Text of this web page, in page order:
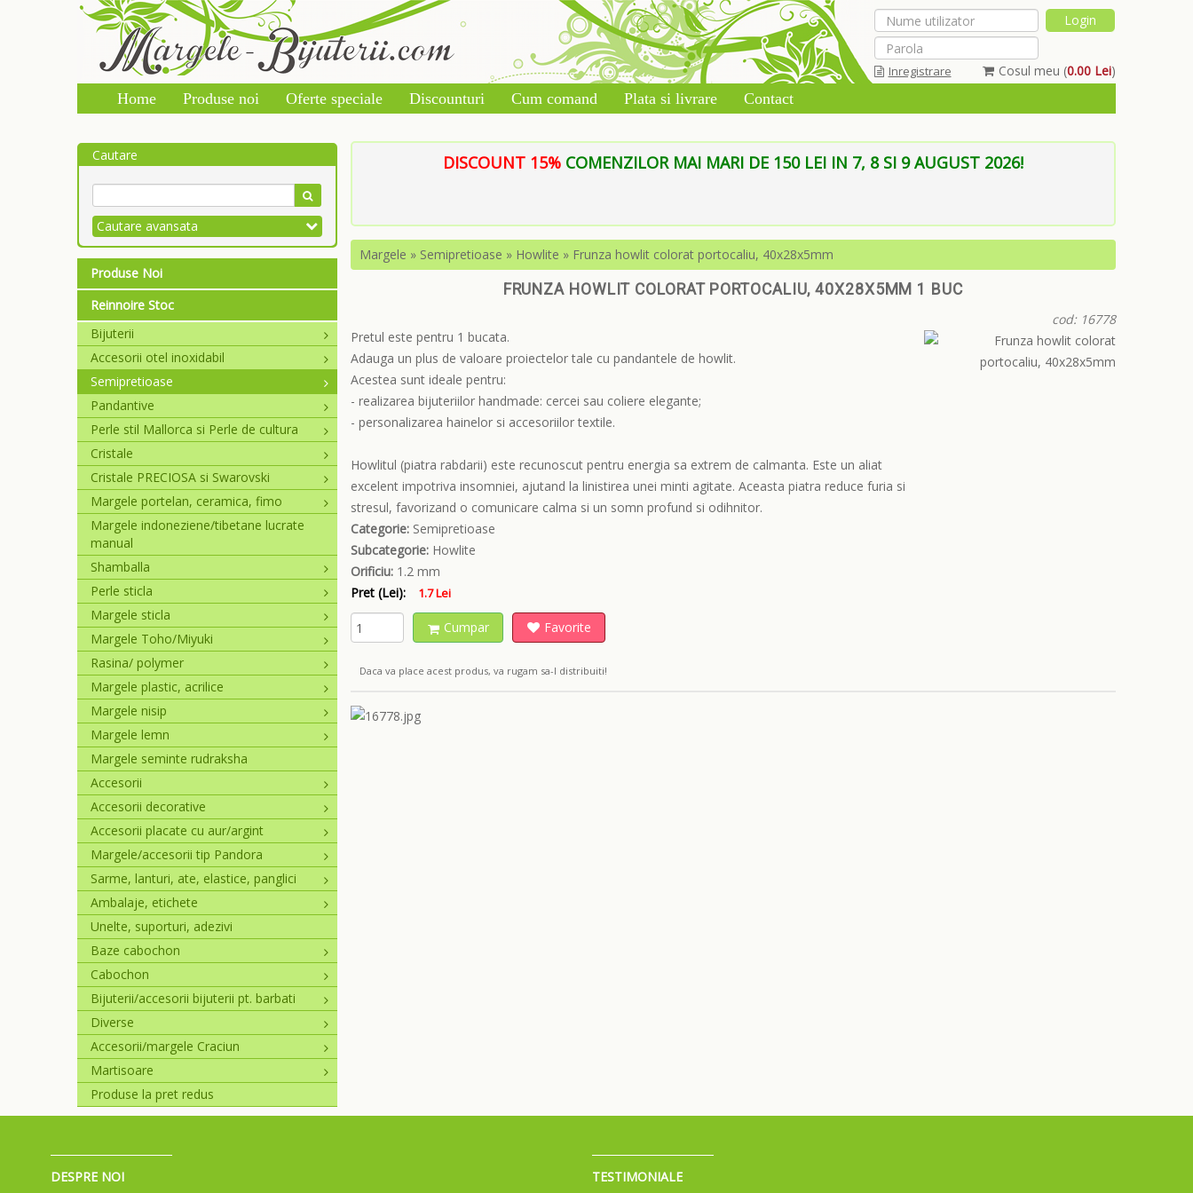
Cosul meu (0.00 Lei)
Inregistrare
Home Produse noi Oferte speciale Discounturi Cum comand Plata si livrare Contact
Cautare
Cautare avansata
Produse Noi
Reinnoire Stoc
Bijuterii
Accesorii otel inoxidabil
Semipretioase
Pandantive
Perle stil Mallorca si Perle de cultura
Cristale
Cristale PRECIOSA si Swarovski
Margele portelan, ceramica, fimo
Margele indoneziene/tibetane lucrate
manual
Shamballa
Perle sticla
Margele sticla
Margele Toho/Miyuki
Rasina/ polymer
Margele plastic, acrilice
Margele nisip
Margele lemn
Margele seminte rudraksha
Accesorii
Accesorii decorative
Accesorii placate cu aur/argint
Margele/accesorii tip Pandora
Sarme, lanturi, ate, elastice, panglici
Ambalaje, etichete
Unelte, suporturi, adezivi
Baze cabochon
Cabochon
Bijuterii/accesorii bijuterii pt. barbati
Diverse
Accesorii/margele Craciun
Martisoare
Produse la pret redus
DISCOUNT 15% COMENZILOR MAI MARI DE 150 LEI IN 7, 8 SI 9 AUGUST 2026!
Margele » Semipretioase » Howlite » Frunza howlit colorat portocaliu, 40x28x5mm
FRUNZA HOWLIT COLORAT PORTOCALIU, 40X28X5MM 1 BUC
Pretul este pentru 1 bucata.
Adauga un plus de valoare proiectelor tale cu pandantele de howlit.
Acestea sunt ideale pentru:
- realizarea bijuteriilor handmade: cercei sau coliere elegante;
- personalizarea hainelor si accesoriilor textile.
Howlitul (piatra rabdarii) este recunoscut pentru energia sa extrem de calmanta. Este un aliat
excelent impotriva insomniei, ajutand la linistirea unei minti agitate. Aceasta piatra reduce furia si
stresul, favorizand o comunicare calma si un somn profund si odihnitor.
Categorie:Semipretioase
Subcategorie:Howlite
Orificiu:1.2 mm
Pret (Lei):
1.7 Lei
Cumpar Favorite
Daca va place acest produs, va rugam sa-l distribuiti!
cod: 16778
DESPRE NOI TESTIMONIALE